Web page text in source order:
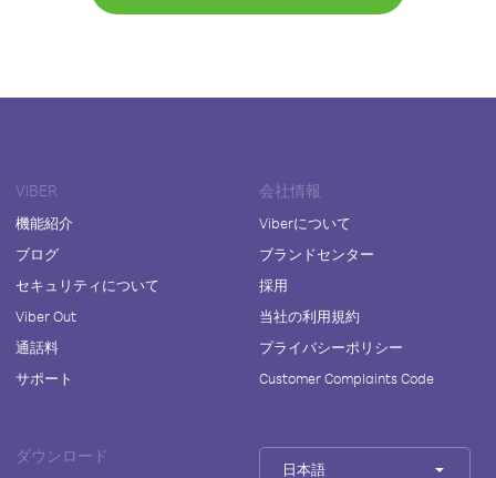
VIBER
機能紹介
ブログ
セキュリティについて
Viber Out
通話料
サポート
会社情報
Viberについて
ブランドセンター
採用
当社の利用規約
プライバシーポリシー
Customer Complaints Code
ダウンロード
日本語